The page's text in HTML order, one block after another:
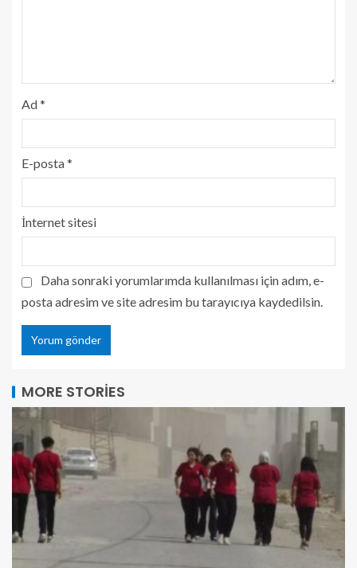
Ad*
E-posta*
İnternet sitesi
Daha sonraki yorumlarımda kullanılması için adım, e-
posta adresim ve site adresim bu tarayıcıya kaydedilsin.
MORE STORIES